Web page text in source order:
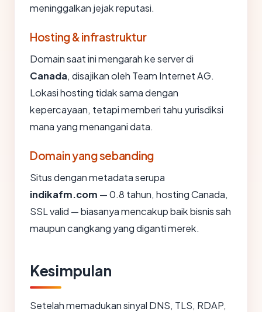
meninggalkan jejak reputasi.
Hosting & infrastruktur
Domain saat ini mengarah ke server di
Canada, disajikan oleh Team Internet AG.
Lokasi hosting tidak sama dengan
kepercayaan, tetapi memberi tahu yurisdiksi
mana yang menangani data.
Domain yang sebanding
Situs dengan metadata serupa
indikafm.com — 0.8 tahun, hosting Canada,
SSL valid — biasanya mencakup baik bisnis sah
maupun cangkang yang diganti merek.
Kesimpulan
Setelah memadukan sinyal DNS, TLS, RDAP,